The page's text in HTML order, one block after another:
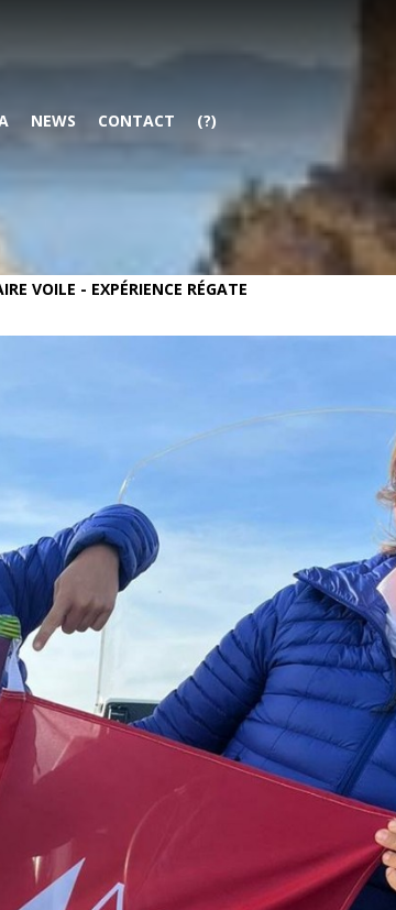
NEWS CONTACT (?)
VOILE - EXPÉRIENCE RÉGATE